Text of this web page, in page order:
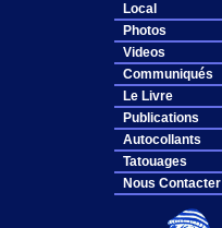
Local
Photos
Videos
Communiqués
Le Livre
Publications
Autocollants
Tatouages
Nous Contacter